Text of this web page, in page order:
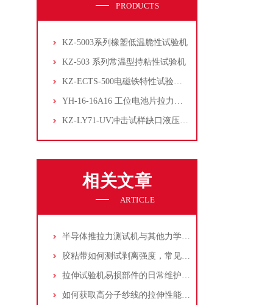
PRODUCTS
KZ-5003系列橡塑低温脆性试验机
KZ-503 系列常温型持粘性试验机
KZ-ECTS-500电磁铁特性试验系统
YH-16-16A16 工位电池片拉力试验机
KZ-LY71-UV冲击试样缺口液压拉床
相关文章
ARTICLE
半导体推拉力测试机与其他力学测试设备的比较
胶粘带如何测试剥离强度，常见的6种试验方法！
拉伸试验机易损部件的日常维护与寿命延长策略
如何获取高分子纱线的拉伸性能？——万能材料试验机实测解析